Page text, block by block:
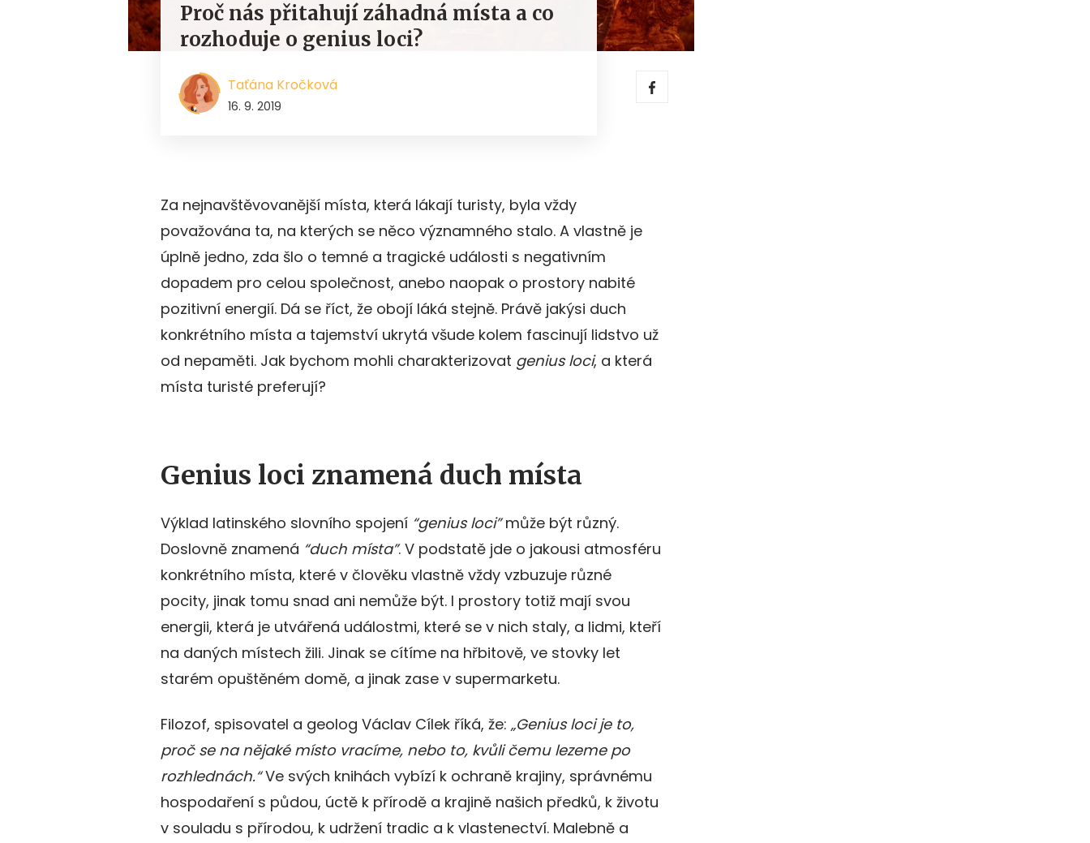
Proč nás přitahují záhadná místa a co
rozhoduje o genius loci?
Taťána Kročková
16. 9. 2019
Za nejnavštěvovanější místa, která lákají turisty, byla vždy
považována ta, na kterých se něco významného stalo. A vlastně je
úplně jedno, zda šlo o temné a tragické události s negativním
dopadem pro celou společnost, anebo naopak o prostory nabité
pozitivní energií. Dá se říct, že obojí láká stejně. Právě jakýsi duch
konkrétního místa a tajemství ukrytá všude kolem fascinují lidstvo už
od nepaměti. Jak bychom mohli charakterizovat genius loci, a která
místa turisté preferují?
Genius loci znamená duch místa
Výklad latinského slovního spojení “genius loci”může být různý.
Doslovně znamená “duch místa”. V podstatě jde o jakousi atmosféru
konkrétního místa, které v člověku vlastně vždy vzbuzuje různé
pocity, jinak tomu snad ani nemůže být. I prostory totiž mají svou
energii, která je utvářená událostmi, které se v nich staly, a lidmi, kteří
na daných místech žili. Jinak se cítíme na hřbitově, ve stovky let
starém opuštěném domě, a jinak zase v supermarketu.
Filozof, spisovatel a geolog Václav Cílek říká, že: „Genius loci je to,
proč se na nějaké místo vracíme, nebo to, kvůli čemu lezeme po
rozhlednách.“Ve svých knihách vybízí k ochraně krajiny, správnému
hospodaření s půdou, úctě k přírodě a krajině našich předků, k životu
v souladu s přírodou, k udržení tradic a k vlastenectví. Malebně a